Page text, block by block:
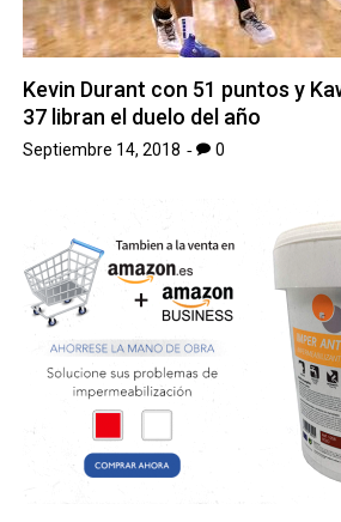
Kevin Durant con 51 puntos y
37 libran el duelo del año
Septiembre 14, 2018 0